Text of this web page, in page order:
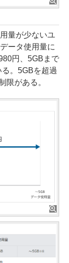
量が少ないユ
ータ使用量に
円、5GBまで
。5GBを超過
限がある。